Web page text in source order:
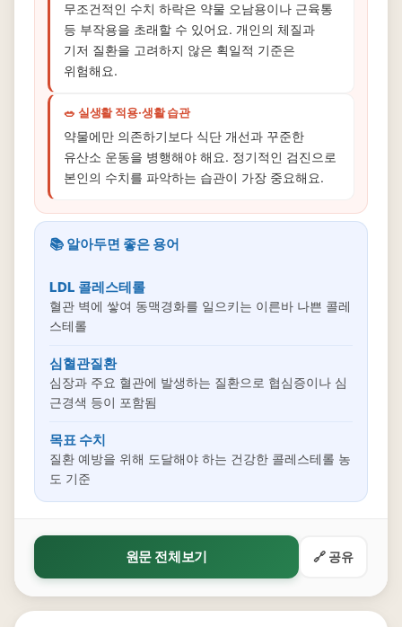
무조건적인 수치 하락은 약물 오남용이나 근육통
등 부작용을 초래할 수 있어요. 개인의 체질과
기저 질환을 고려하지 않은 획일적 기준은
위험해요.
🥗 실생활 적용·생활 습관
약물에만 의존하기보다 식단 개선과 꾸준한
유산소 운동을 병행해야 해요. 정기적인 검진으로
본인의 수치를 파악하는 습관이 가장 중요해요.
📚 알아두면 좋은 용어
LDL 콜레스테롤
혈관 벽에 쌓여 동맥경화를 일으키는 이른바 나쁜 콜레
스테롤
심혈관질환
심장과 주요 혈관에 발생하는 질환으로 협심증이나 심
근경색 등이 포함됨
목표 수치
질환 예방을 위해 도달해야 하는 건강한 콜레스테롤 농
도 기준
원문 전체보기 🔗 공유